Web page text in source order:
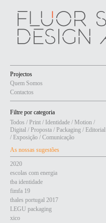
Projectos
Quem Somos
Contactos
Filtre por categoria
Todos / Print / Identidade / Motion /
Digital / Proposta / Packaging / Editorial
/ Exposição / Comunicação
As nossas sugestões
2020
escolas com energia
tba identidade
fimfa 19
thales portugal 2017
LEGU packaging
xico